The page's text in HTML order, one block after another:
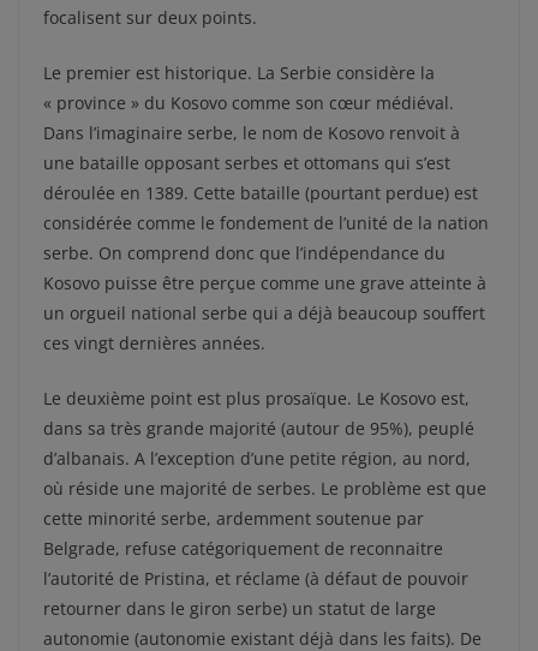
focalisent sur deux points.
Le premier est historique. La Serbie considère la
« province » du Kosovo comme son cœur médiéval.
Dans l’imaginaire serbe, le nom de Kosovo renvoit à
une bataille opposant serbes et ottomans qui s’est
déroulée en 1389. Cette bataille (pourtant perdue) est
considérée comme le fondement de l’unité de la nation
serbe. On comprend donc que l’indépendance du
Kosovo puisse être perçue comme une grave atteinte à
un orgueil national serbe qui a déjà beaucoup souffert
ces vingt dernières années.
Le deuxième point est plus prosaïque. Le Kosovo est,
dans sa très grande majorité (autour de 95%), peuplé
d’albanais. A l’exception d’une petite région, au nord,
où réside une majorité de serbes. Le problème est que
cette minorité serbe, ardemment soutenue par
Belgrade, refuse catégoriquement de reconnaitre
l’autorité de Pristina, et réclame (à défaut de pouvoir
retourner dans le giron serbe) un statut de large
autonomie (autonomie existant déjà dans les faits). De